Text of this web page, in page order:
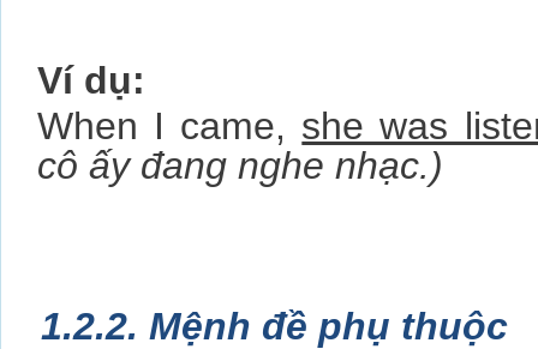
Ví dụ:
When I came, she was
cô ấy đang nghe nhạc.)
1.2.2. Mệnh đề phụ thuộc